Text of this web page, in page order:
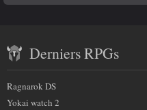
plus
sur
nous
récent
et
partenaires
Derniers RPGs
Ragnarok DS
Yokai watch 2